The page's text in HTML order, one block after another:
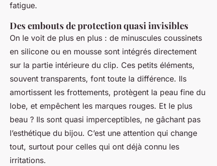
fatigue.
Des embouts de protection quasi invisibles
On le voit de plus en plus : de minuscules coussinets
en silicone ou en mousse sont intégrés directement
sur la partie intérieure du clip. Ces petits éléments,
souvent transparents, font toute la différence. Ils
amortissent les frottements, protègent la peau fine du
lobe, et empêchent les marques rouges. Et le plus
beau ? Ils sont quasi imperceptibles, ne gâchant pas
l’esthétique du bijou. C’est une attention qui change
tout, surtout pour celles qui ont déjà connu les
irritations.